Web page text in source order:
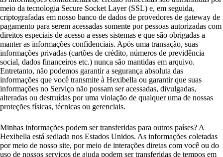
meio da tecnologia Secure Socket Layer (SSL) e, em seguida,
criptografadas em nosso banco de dados de provedores de gateway de
pagamento para serem acessadas somente por pessoas autorizadas com
direitos especiais de acesso a esses sistemas e que são obrigadas a
manter as informações confidenciais. Após uma transação, suas
informações privadas (cartões de crédito, números de previdência
social, dados financeiros etc.) nunca são mantidas em arquivo.
Entretanto, não podemos garantir a segurança absoluta das
informações que você transmite à Hexibella ou garantir que suas
informações no Serviço não possam ser acessadas, divulgadas,
alteradas ou destruídas por uma violação de qualquer uma de nossas
proteções físicas, técnicas ou gerenciais.
Minhas informações podem ser transferidas para outros países? A
Hexibella está sediada nos Estados Unidos. As informações coletadas
por meio de nosso site, por meio de interações diretas com você ou do
uso de nossos serviços de ajuda podem ser transferidas de tempos em